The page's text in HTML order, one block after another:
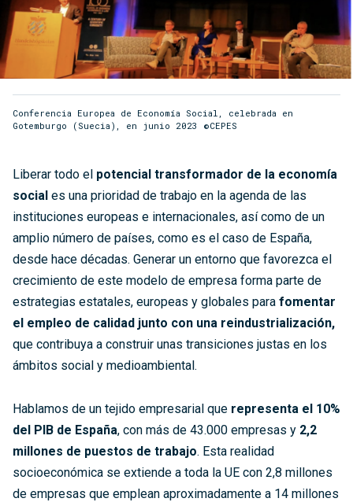
Conferencia Europea de Economía Social, celebrada en
Gotemburgo (Suecia), en junio 2023 ©CEPES
Liberar todo el potencial transformador de la economía
social es una prioridad de trabajo en la agenda de las
instituciones europeas e internacionales, así como de un
amplio número de países, como es el caso de España,
desde hace décadas. Generar un entorno que favorezca el
crecimiento de este modelo de empresa forma parte de
estrategias estatales, europeas y globales para fomentar
el empleo de calidad junto con una reindustrialización,
que contribuya a construir unas transiciones justas en los
ámbitos social y medioambiental.
Hablamos de un tejido empresarial que representa el 10%
del PIB de España, con más de 43.000 empresas y 2,2
millones de puestos de trabajo. Esta realidad
socioeconómica se extiende a toda la UE con 2,8 millones
de empresas que emplean aproximadamente a 14 millones